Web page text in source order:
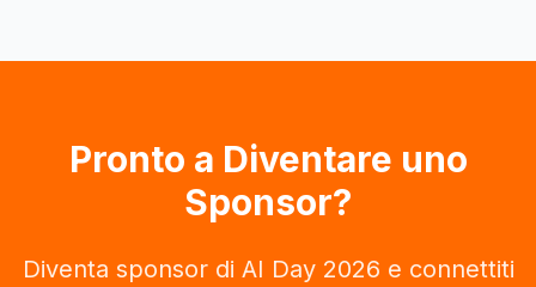
Pronto a Diventare uno
Sponsor?
Diventa sponsor di AI Day 2026 e connettiti